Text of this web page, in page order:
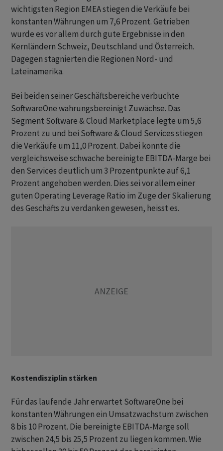
wichtigsten Region EMEA stiegen die Verkäufe bei
konstanten Währungen um 7,6 Prozent. Getrieben
wurde es vor allem durch gute Ergebnisse in den
Kernländern Schweiz, Deutschland und Österreich.
Dagegen stagnierten die Regionen Nord- und
Lateinamerika.
Bei beiden seiner Geschäftsbereiche verbuchte
SoftwareOne währungsbereinigt Zuwächse. Das
Segment Software & Cloud Marketplace legte um 5,6
Prozent zu und bei Software & Cloud Services stiegen
die Verkäufe um 11,0 Prozent. Dabei konnte die
vergleichsweise schwache bereinigte EBITDA-Marge bei
den Services deutlich um 3 Prozentpunkte auf 6,1
Prozent angehoben werden. Dies sei vor allem einer
guten Operating Leverage Ratio im Zuge der Skalierung
des Geschäfts zu verdanken gewesen, heisst es.
Kostendisziplin stärken
Für das laufende Jahr erwartet SoftwareOne bei
konstanten Währungen ein Umsatzwachstum zwischen
8 bis 10 Prozent. Die bereinigte EBITDA-Marge soll
zwischen 24,5 bis 25,5 Prozent zu liegen kommen. Wie